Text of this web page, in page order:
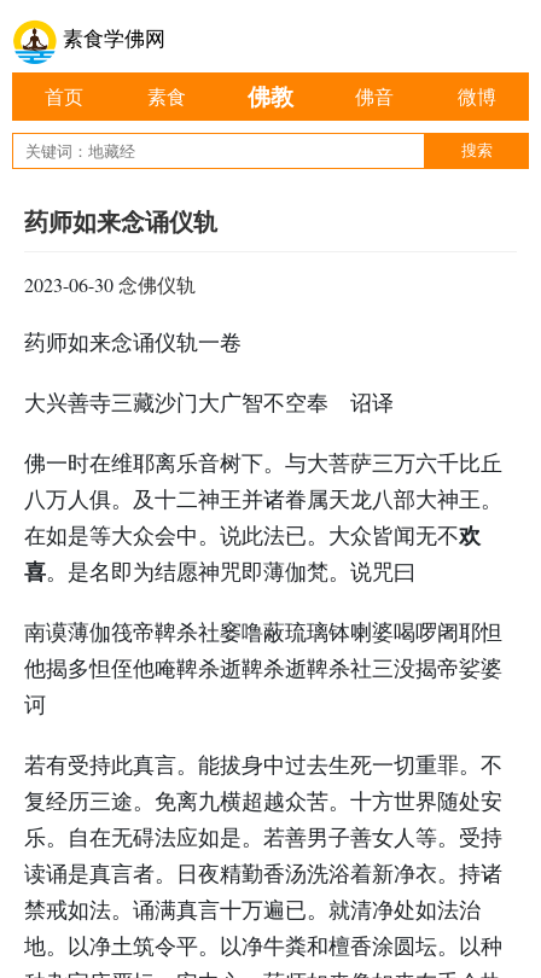
素食学佛网
首页 素食 佛教 佛音 微博
药师如来念诵仪轨
2023-06-30念佛仪轨
药师如来念诵仪轨一卷
大兴善寺三藏沙门大广智不空奉 诏译
佛一时在维耶离乐音树下。与大菩萨三万六千比丘
八万人俱。及十二神王并诸眷属天龙八部大神王。
在如是等大众会中。说此法已。大众皆闻无不欢
喜。是名即为结愿神咒即薄伽梵。说咒曰
南谟薄伽筏帝鞞杀社窭噜蔽琉璃钵喇婆喝啰阇耶怛
他揭多怛侄他唵鞞杀逝鞞杀逝鞞杀社三没揭帝娑婆
诃
若有受持此真言。能拔身中过去生死一切重罪。不
复经历三途。免离九横超越众苦。十方世界随处安
乐。自在无碍法应如是。若善男子善女人等。受持
读诵是真言者。日夜精勤香汤洗浴着新净衣。持诸
禁戒如法。诵满真言十万遍已。就清净处如法治
地。以净土筑令平。以净牛粪和檀香涂圆坛。以种